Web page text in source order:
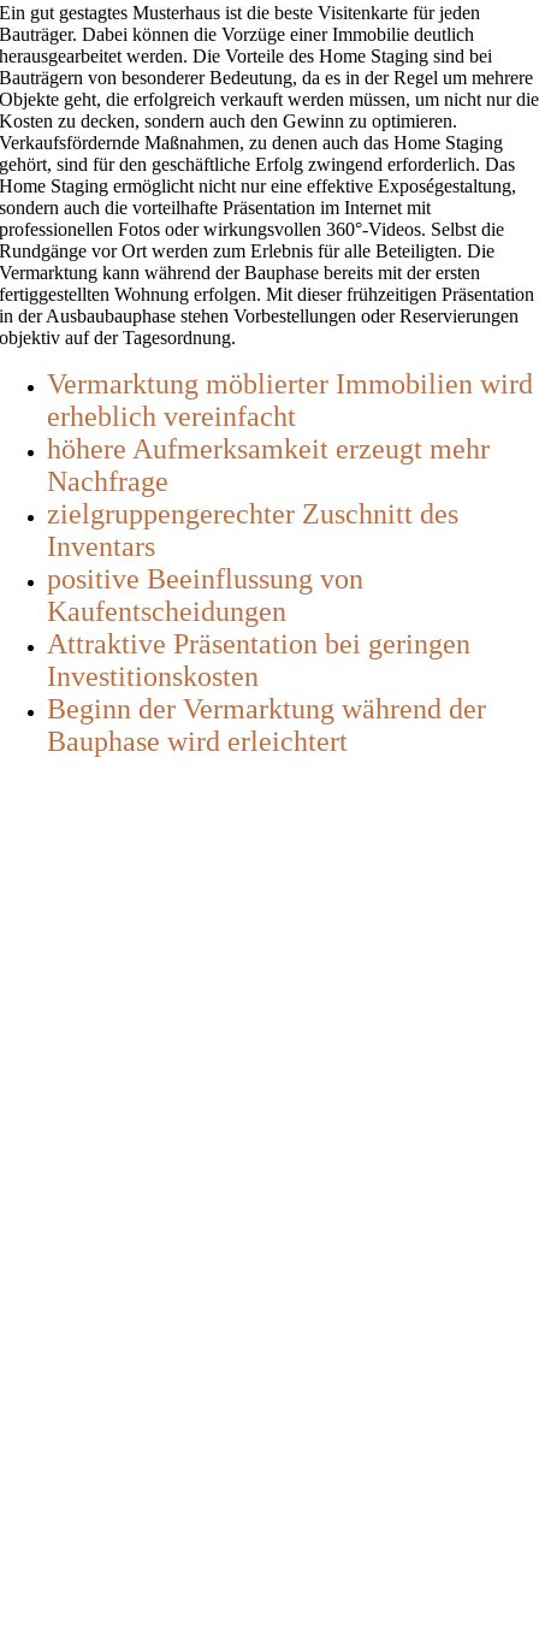
Ein gut gestagtes Musterhaus ist die beste Visitenkarte für jeden
Bauträger. Dabei können die Vorzüge einer Immobilie deutlich
herausgearbeitet werden. Die Vorteile des Home Staging sind bei
Bauträgern von besonderer Bedeutung, da es in der Regel um mehrere
Objekte geht, die erfolgreich verkauft werden müssen, um nicht nur die
Kosten zu decken, sondern auch den Gewinn zu optimieren.
Verkaufsfördernde Maßnahmen, zu denen auch das Home Staging
gehört, sind für den geschäftliche Erfolg zwingend erforderlich. Das
Home Staging ermöglicht nicht nur eine effektive Exposégestaltung,
sondern auch die vorteilhafte Präsentation im Internet mit
professionellen Fotos oder wirkungsvollen 360°-Videos. Selbst die
Rundgänge vor Ort werden zum Erlebnis für alle Beteiligten. Die
Vermarktung kann während der Bauphase bereits mit der ersten
fertiggestellten Wohnung erfolgen. Mit dieser frühzeitigen Präsentation
in der Ausbaubauphase stehen Vorbestellungen oder Reservierungen
objektiv auf der Tagesordnung.
Vermarktung möblierter Immobilien wird
erheblich vereinfacht
höhere Aufmerksamkeit erzeugt mehr
Nachfrage
zielgruppengerechter Zuschnitt des
Inventars
positive Beeinflussung von
Kaufentscheidungen
Attraktive Präsentation bei geringen
Investitionskosten
Beginn der Vermarktung während der
Bauphase wird erleichtert